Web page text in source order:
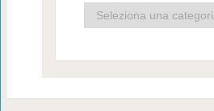
Cerca
per